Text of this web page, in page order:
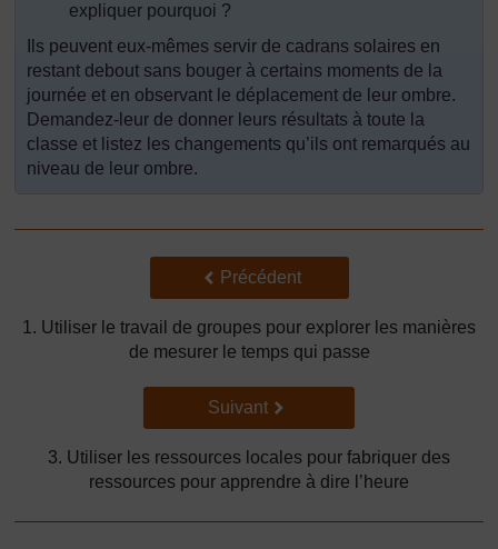
expliquer pourquoi ?
Ils peuvent eux-mêmes servir de cadrans solaires en
restant debout sans bouger à certains moments de la
journée et en observant le déplacement de leur ombre.
Demandez-leur de donner leurs résultats à toute la
classe et listez les changements qu’ils ont remarqués au
niveau de leur ombre.
Précédent
Précédent
1. Utiliser le travail de groupes pour explorer les manières
de mesurer le temps qui passe
Suivant
Suivant
3. Utiliser les ressources locales pour fabriquer des
ressources pour apprendre à dire l’heure